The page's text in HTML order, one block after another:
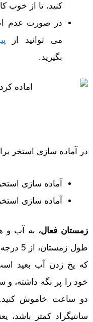
کنید، تا از خوب
در صورت عدم
می توانید از
بگیرید.
در آماده سازی استخر
آماده سازی
آماده سازی
زمستان فعال، به آب و
طول
که یخ زدن آب بعید
خود را پر نگه داشته، و
سانتیگراد کمتر باشد،